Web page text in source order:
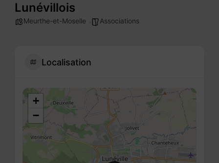
Lunévillois
Meurthe-et-Moselle Associations
Localisation
+
−